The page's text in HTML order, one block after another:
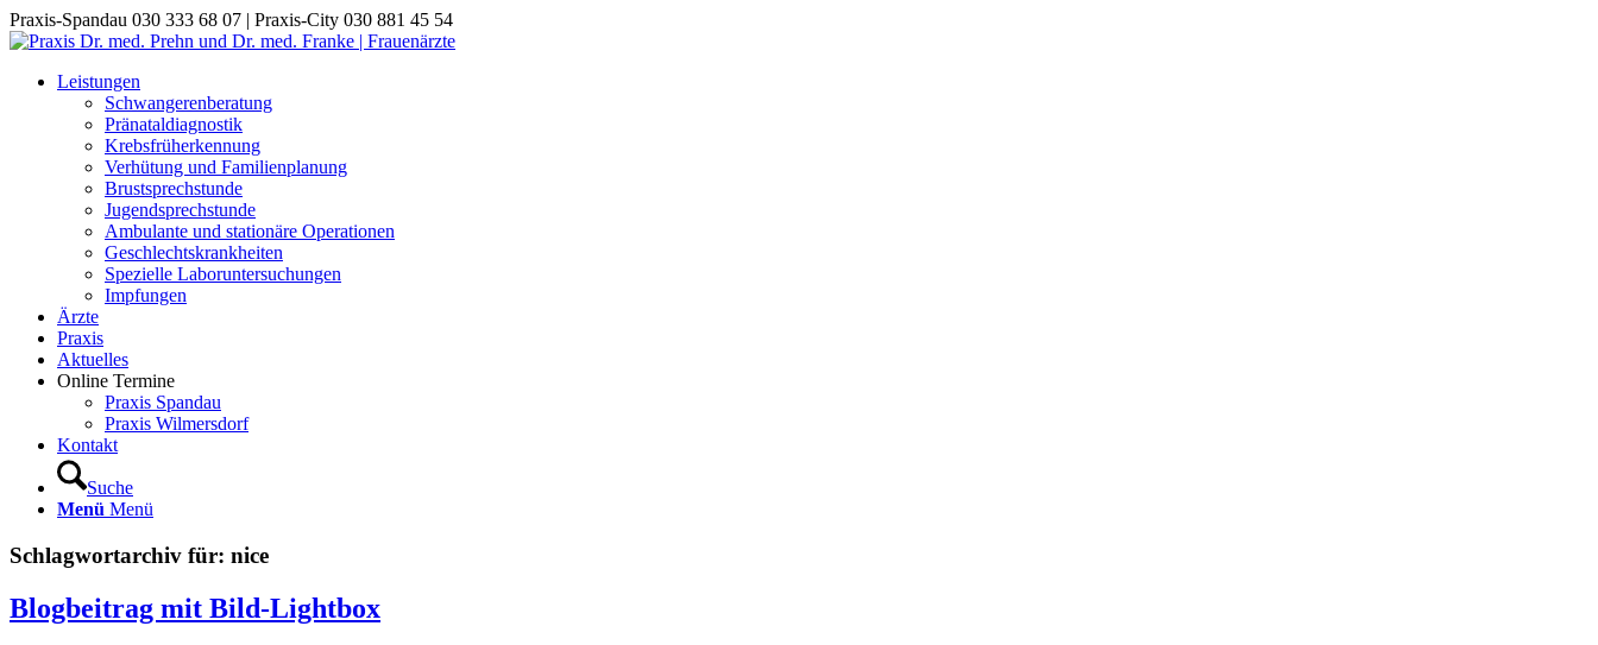
Praxis-Spandau 030 333 68 07 | Praxis-City 030 881 45 54
Leistungen
Schwangerenberatung
Pränataldiagnostik
Krebsfrüherkennung
Verhütung und Familienplanung
Brustsprechstunde
Jugendsprechstunde
Ambulante und stationäre Operationen
Geschlechtskrankheiten
Spezielle Laboruntersuchungen
Impfungen
Ärzte
Praxis
Aktuelles
Online Termine
Praxis Spandau
Praxis Wilmersdorf
Kontakt
Suche
Menü Menü
Schlagwortarchiv für: nice
Blogbeitrag mit Bild-Lightbox